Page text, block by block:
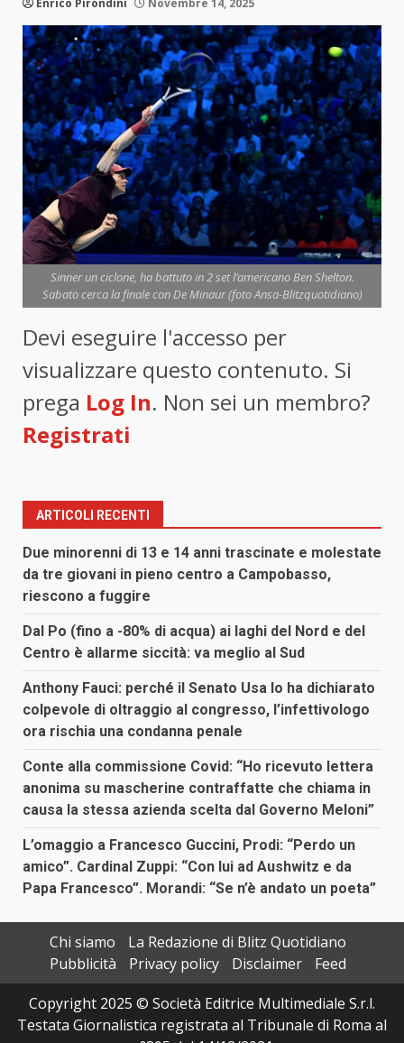
Enrico Pirondini Novembre 14, 2025
Sinner un ciclone, ha battuto in 2 set l’americano Ben Shelton.
Sabato cerca la finale con De Minaur (foto Ansa-Blitzquotidiano)
Devi eseguire l'accesso per
visualizzare questo contenuto. Si
prega Log In. Non sei un membro?
Registrati
ARTICOLI RECENTI
Due minorenni di 13 e 14 anni trascinate e molestate
da tre giovani in pieno centro a Campobasso,
riescono a fuggire
Dal Po (fino a -80% di acqua) ai laghi del Nord e del
Centro è allarme siccità: va meglio al Sud
Anthony Fauci: perché il Senato Usa lo ha dichiarato
colpevole di oltraggio al congresso, l’infettivologo
ora rischia una condanna penale
Conte alla commissione Covid: “Ho ricevuto lettera
anonima su mascherine contraffatte che chiama in
causa la stessa azienda scelta dal Governo Meloni”
L’omaggio a Francesco Guccini, Prodi: “Perdo un
amico”. Cardinal Zuppi: “Con lui ad Aushwitz e da
Papa Francesco”. Morandi: “Se n’è andato un poeta”
Chi siamo
La Redazione di Blitz Quotidiano
Pubblicità
Privacy policy Disclaimer
Feed
Copyright 2025 © Società Editrice Multimediale S.r.l.
Testata Giornalistica registrata al Tribunale di Roma al